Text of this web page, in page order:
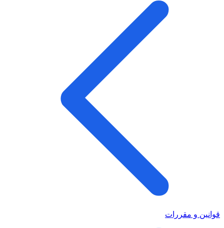
قوانین و مقررات